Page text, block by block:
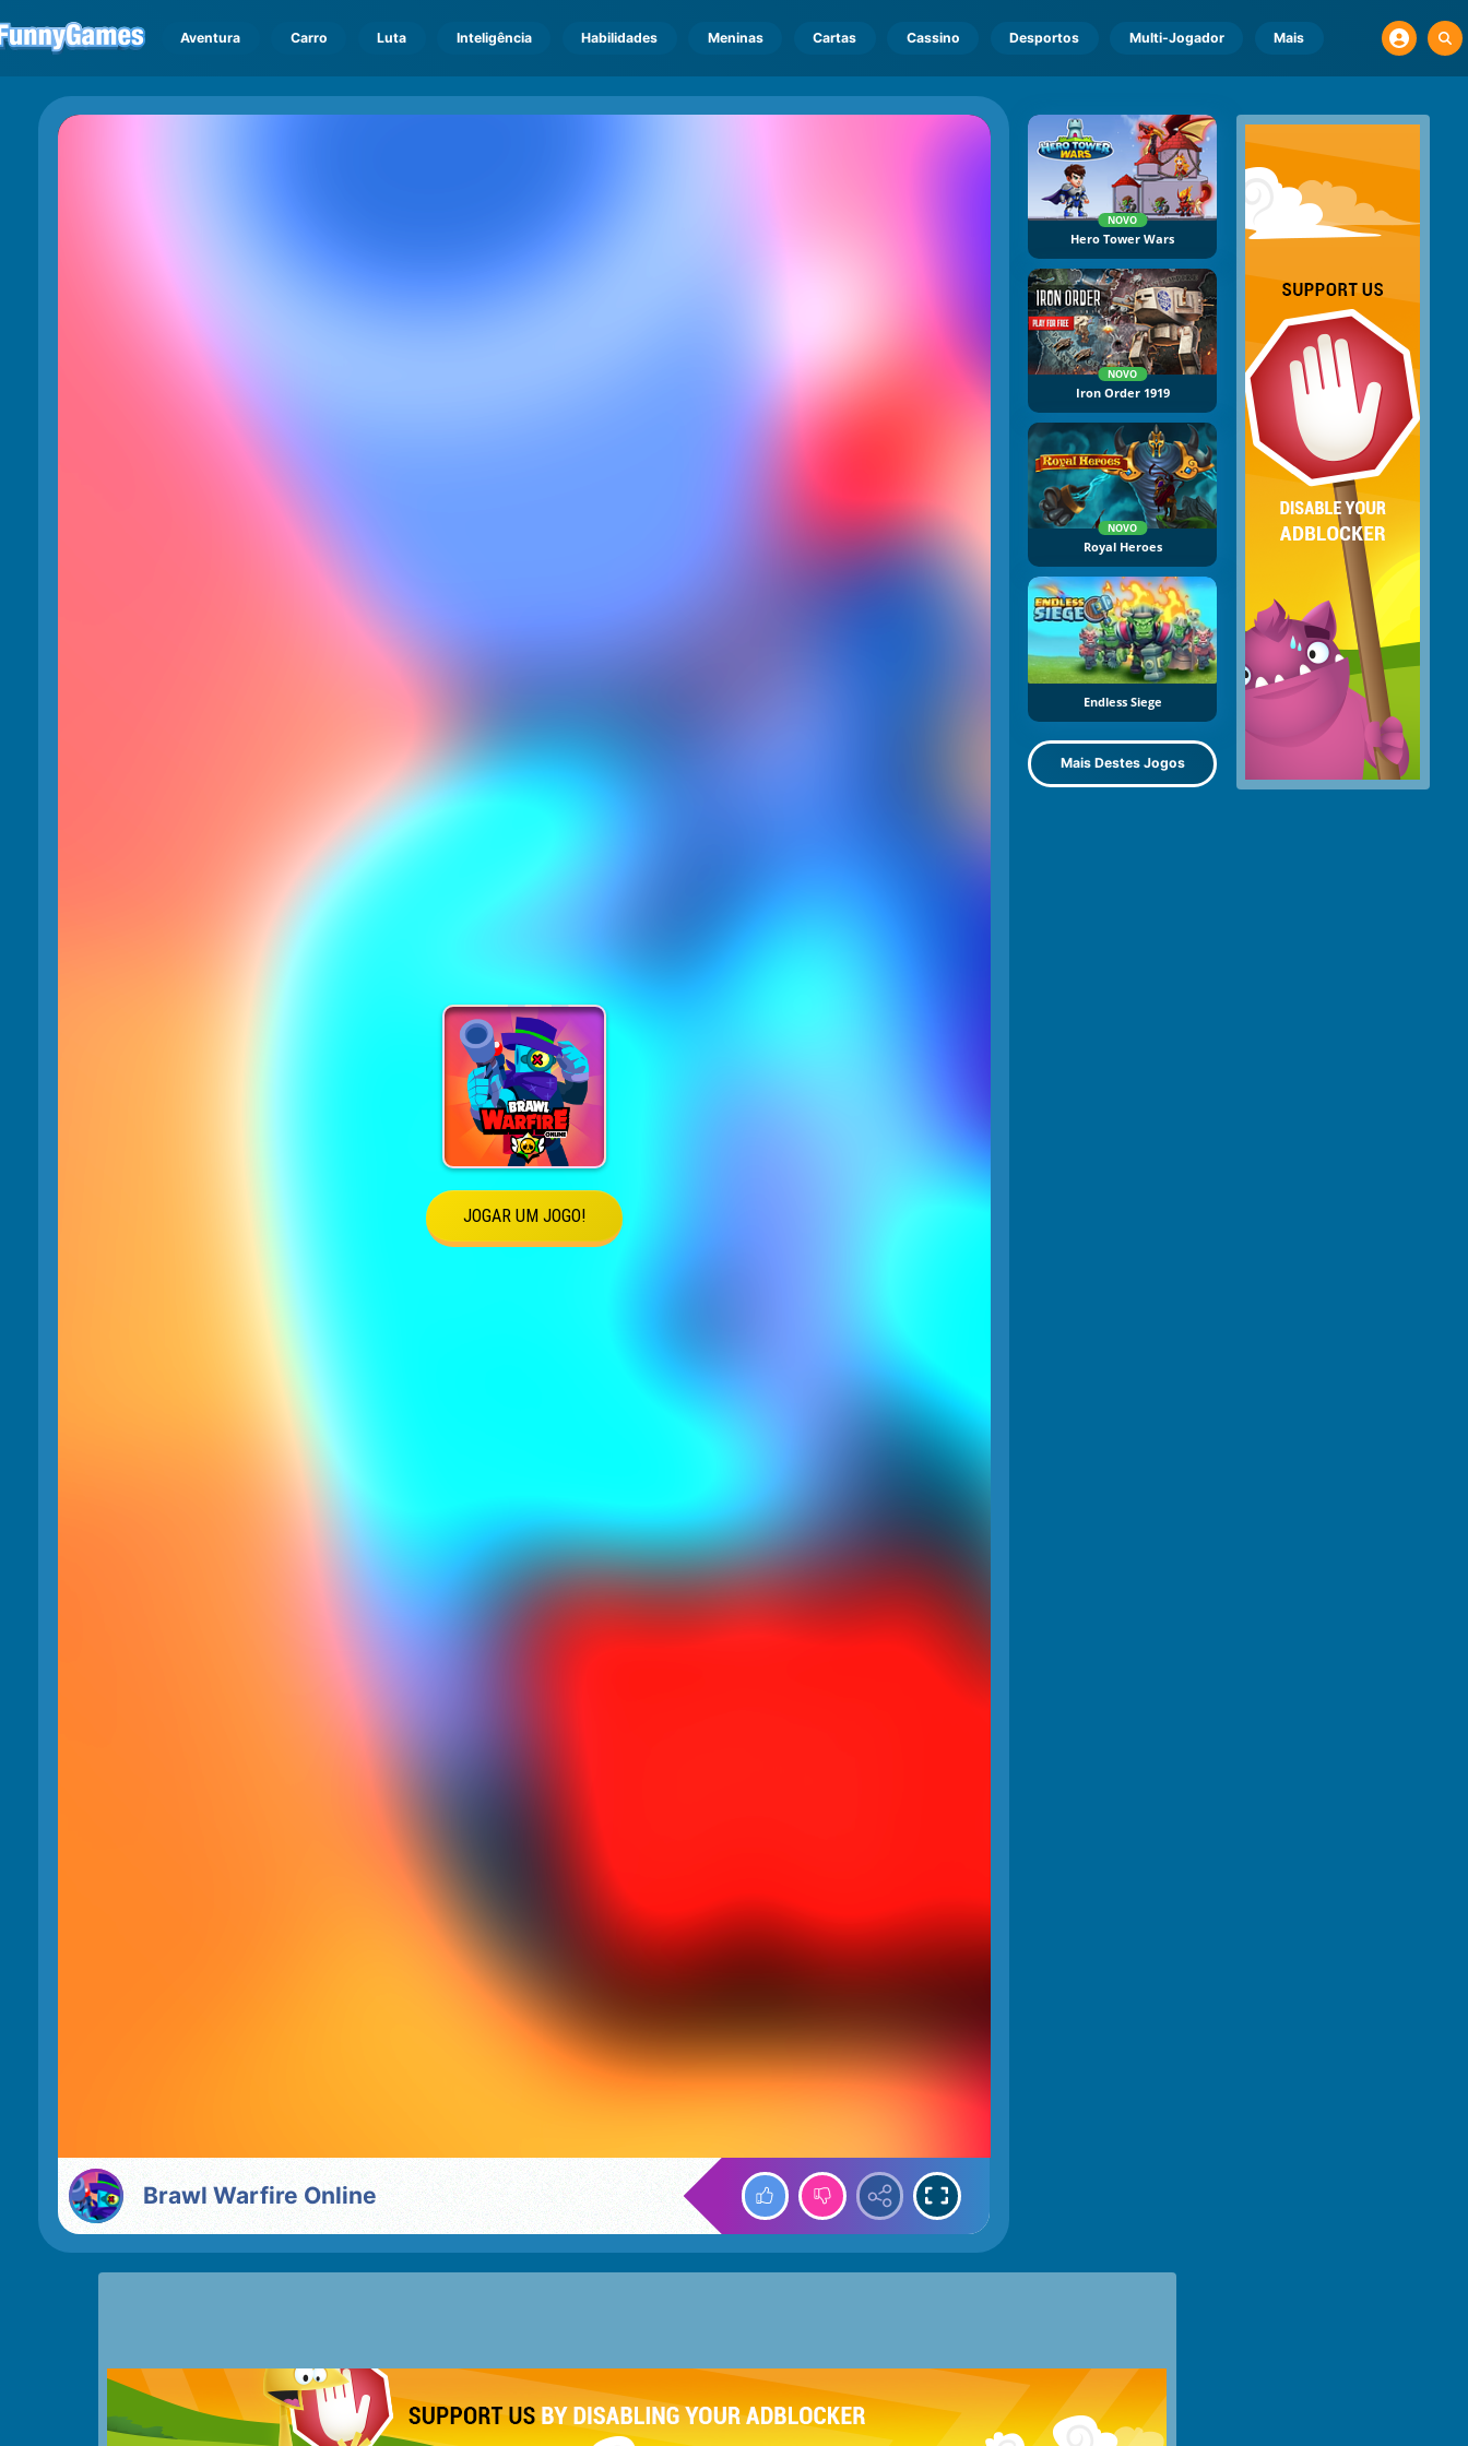
Aventura Carro Luta Inteligência Habilidades Meninas Cartas Cassino Desportos Multi-Jogador Mais
Brawl Warfire Online
NOVO
Hero Tower Wars
NOVO
Iron Order 1919
NOVO
Royal Heroes
Endless Siege
Mais Destes Jogos